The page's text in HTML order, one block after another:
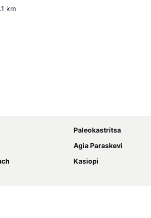
km
Paleokastritsa
Agia Paraskevi
Kasiopi